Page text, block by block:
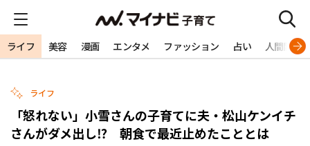
ライフ 美容 漫画 エンタメ ファッション 占い 人間関係
ライフ
「怒れない」小雪さんの子育てに夫・松山ケンイチ
さんがダメ出し⁉ 朝食で最近止めたこととは